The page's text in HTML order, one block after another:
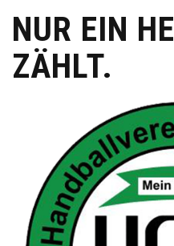
NUR EIN
ZÄHLT.